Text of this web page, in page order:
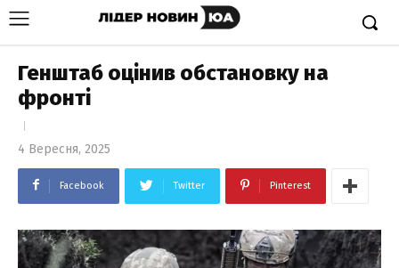
Генштаб оцінив обстановку на
фронті
4 Вересня, 2025
Facebook Twitter Pinterest